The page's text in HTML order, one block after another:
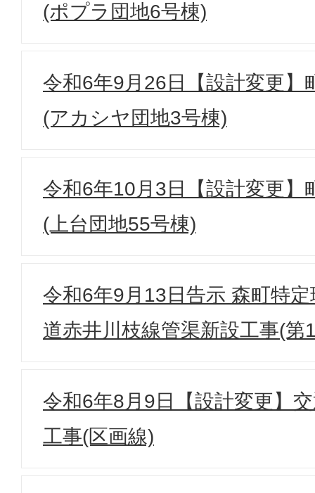
(ポプラ団地6号棟)
令和6年9月26日【設計変更】
(アカシヤ団地3号棟)
令和6年10月3日【設計変更】
(上台団地55号棟)
令和6年9月13日告示 森町特
道赤井川枝線管渠新設工事(第
令和6年8月9日【設計変更】
工事(区画線)